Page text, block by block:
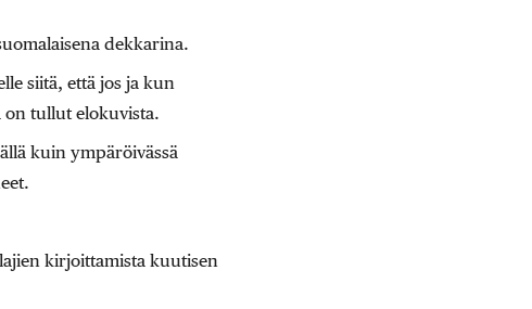
dekkarina.
siitä, että jos ja kun
on tullut elokuvista.
kuin ympäröivässä
kirjoittamista kuutisen